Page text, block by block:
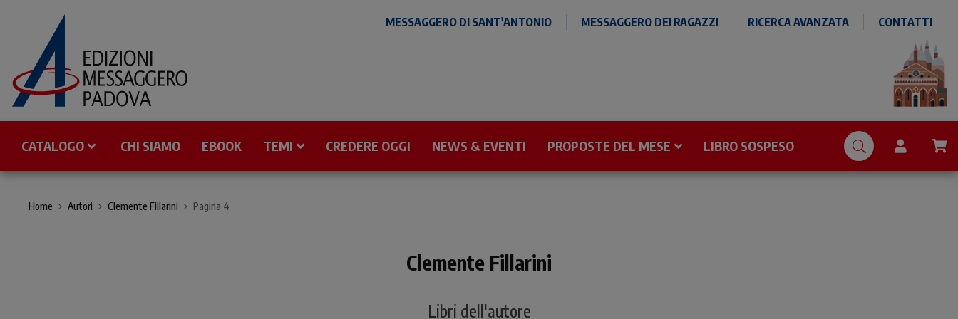
MESSAGGERO DI SANT'ANTONIO MESSAGGERO DEI RAGAZZI RICERCA AVANZATA CONTATTI
CATALOGO CHI SIAMO EBOOK TEMI CREDERE OGGI NEWS & EVENTI PROPOSTE DEL MESE LIBRO SOSPESO
Home Autori Clemente Fillarini Pagina 4
Clemente Fillarini
Libri dell'autore